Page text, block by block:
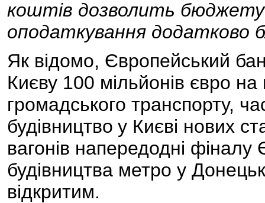
коштів дозволить
оподаткування додатково
Як відомо, Європейський
Києву 100 мільйонів євро
громадського транспорту,
будівництво у Києві нових
вагонів напередодні
будівництва метро у
відкритим.